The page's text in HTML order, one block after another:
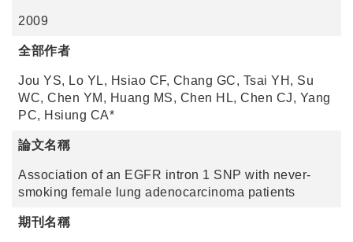
2009
全部作者
Jou YS, Lo YL, Hsiao CF, Chang GC, Tsai YH, Su
WC, Chen YM, Huang MS, Chen HL, Chen CJ, Yang
PC, Hsiung CA*
論文名稱
Association of an EGFR intron 1 SNP with never-
smoking female lung adenocarcinoma patients
期刊名稱